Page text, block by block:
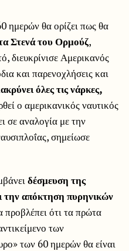
ημερών θα ορίζει πως θα
Στενά του Ορμούζ,
διευκρίνισε Αμερικανός
και παρενοχλήσεις και
όλες τις νάρκες,
ο αμερικανικός ναυτικός
σε αναλογία με την
σημείωσε
δέσμευση της
την απόκτηση πυρηνικών
ότι τα πρώτα
των
των 60 ημερών θα είναι